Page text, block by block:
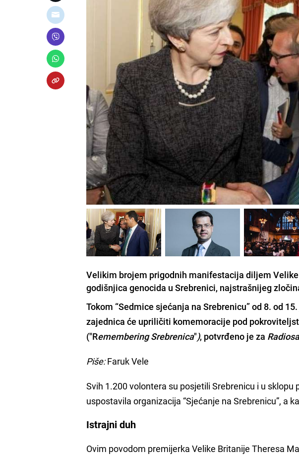
Velikim brojem prigodnih manifestacija diljem
godišnjica genocida u Srebrenici, najstrašnijeg
Tokom “Sedmice sjećanja na Srebrenicu” od 8. od
zajednica će upriličiti komemoracije pod
("Remembering Srebrenica"), potvrđeno je za
Piše:Faruk Vele
Svih 1.200 volontera su posjetili Srebrenicu i u sklopu
uspostavila organizacija “Sjećanje na Srebrenicu”, a
Istrajni duh
Ovim povodom premijerka Velike Britanije Theresa